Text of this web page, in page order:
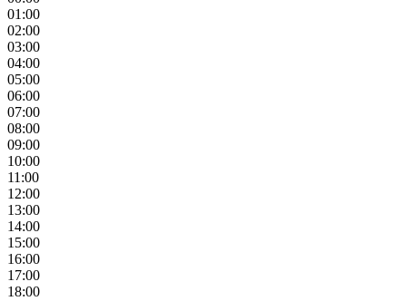
01:00
02:00
03:00
04:00
05:00
06:00
07:00
08:00
09:00
10:00
11:00
12:00
13:00
14:00
15:00
16:00
17:00
18:00